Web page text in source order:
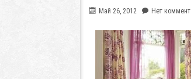
Май 26, 2012 Нет